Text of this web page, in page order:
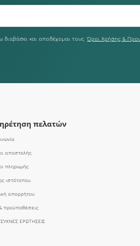
διαβάσει και αποδέχομαι τους Όροι Χρήσης &
πελατών
αποστολής
πληρωμής
ιστότοπου
απορρήτου
προϋποθέσεις
ΣΥΧΝΕΣ ΕΡΩΤΗΣΕΙΣ